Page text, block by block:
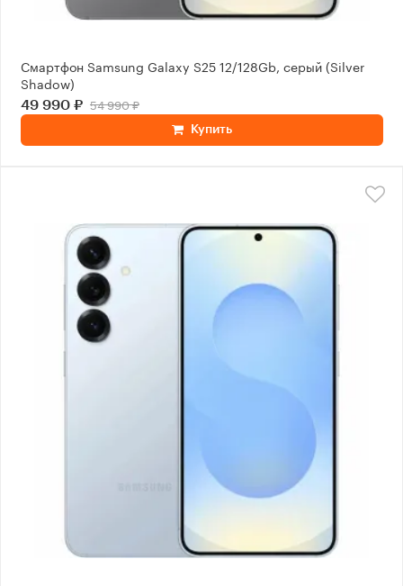
Смартфон Samsung Galaxy S25 12/128Gb, серый (Silver
Shadow)
49 990 ₽ 54 990 ₽
Купить